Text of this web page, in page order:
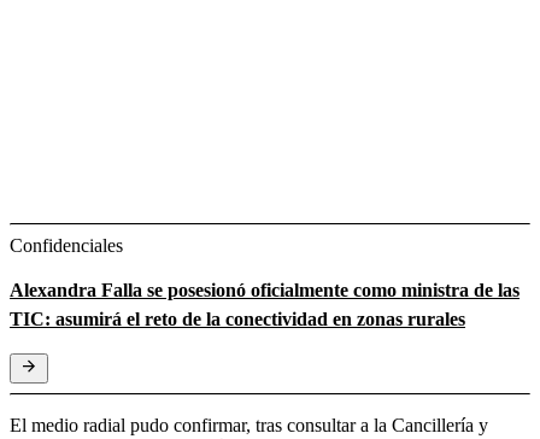
Confidenciales
Alexandra Falla se posesionó oficialmente como ministra de las
TIC: asumirá el reto de la conectividad en zonas rurales
El medio radial pudo confirmar, tras consultar a la Cancillería y